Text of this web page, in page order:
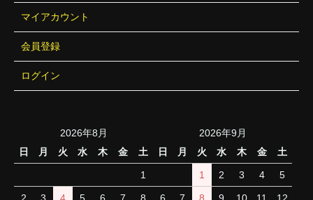
マイアカウント
会員登録
ログイン
2026年8月
日
月 火 水 木 金 土
1
2026年9月
日
月 火 水 木 金 土
1 2 3 4 5